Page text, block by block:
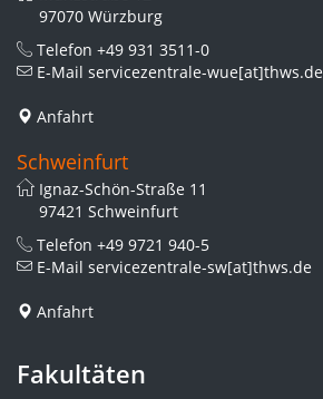
97070 Würzburg
Telefon +49 931 3511-0
E-Mail servicezentrale-wue[at]thws.de
Anfahrt
Schweinfurt
Ignaz-Schön-Straße 11
97421 Schweinfurt
Telefon +49 9721 940-5
E-Mail servicezentrale-sw[at]thws.de
Anfahrt
Fakultäten